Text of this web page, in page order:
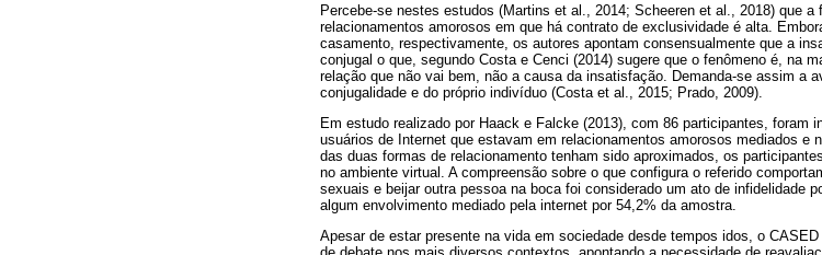
Percebe-se nestes estudos (Martins et al., 2014; Scheeren et al., 2018) que a
relacionamentos amorosos em que há contrato de exclusividade é alta.
casamento, respectivamente, os autores apontam consensualmente que a
conjugal o que, segundo Costa e Cenci (2014) sugere que o fenômeno é, na
relação que não vai bem, não a causa da insatisfação. Demanda-se assim a
conjugalidade e do próprio indivíduo (Costa et al., 2015; Prado, 2009).
Em estudo realizado por Haack e Falcke (2013), com 86 participantes, foram
usuários de Internet que estavam em relacionamentos amorosos mediados e
das duas formas de relacionamento tenham sido aproximados, os
no ambiente virtual. A compreensão sobre o que configura o referido
sexuais e beijar outra pessoa na boca foi considerado um ato de infidelidade
algum envolvimento mediado pela internet por 54,2% da amostra.
Apesar de estar presente na vida em sociedade desde tempos idos, o